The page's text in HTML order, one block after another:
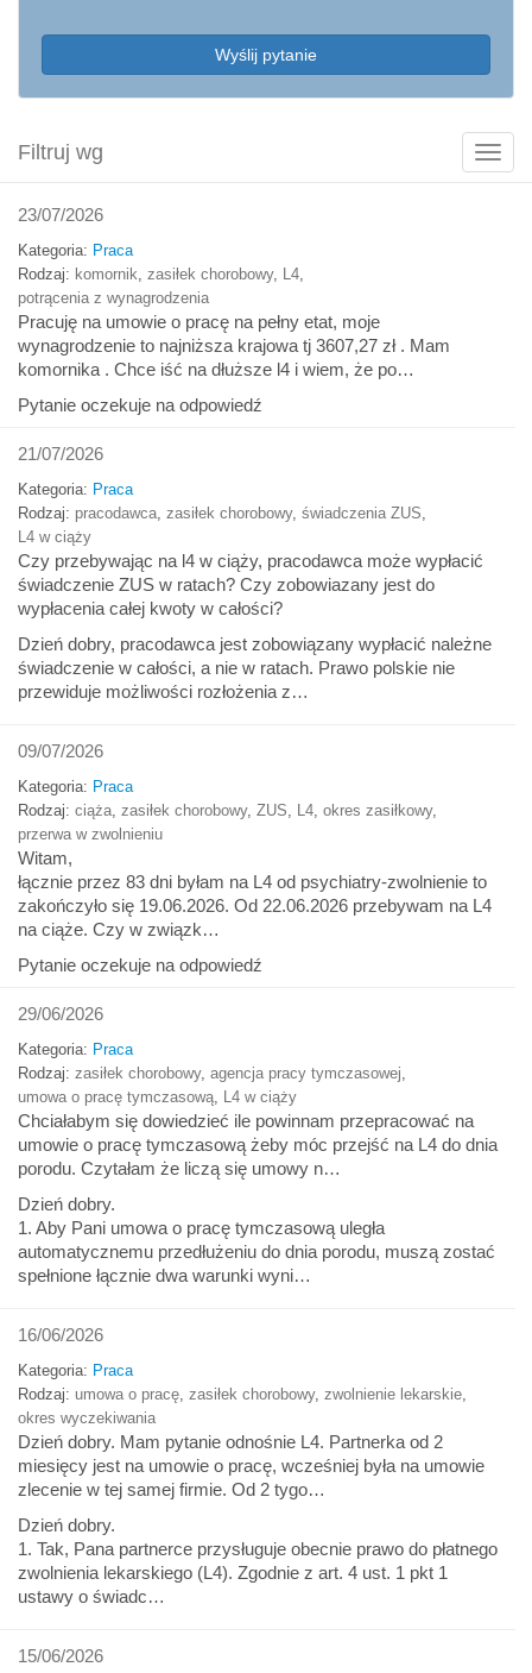
Pokaż
filtry
Filtruj wg
Wyślij pytanie
23/07/2026
Kategoria: Praca
Rodzaj: komornik zasiłek chorobowy, L4
potrącenia z wynagrodzenia
Pracuję na umowie o pracę na pełny etat, moje
wynagrodzenie to najniższa krajowa tj 3607,27 zł . Mam
komornika . Chce iść na dłuższe l4 i wiem, że po…
Pytanie oczekuje na odpowiedź
21/07/2026
Kategoria: Praca
Rodzaj: pracodawca zasiłek chorobowy, świadczenia ZUS
L4 w ciąży
Czy przebywając na l4 w ciąży, pracodawca może wypłacić
świadczenie ZUS w ratach? Czy zobowiazany jest do
wypłacenia całej kwoty w całości?
Dzień dobry, pracodawca jest zobowiązany wypłacić należne
świadczenie w całości, a nie w ratach. Prawo polskie nie
przewiduje możliwości rozłożenia z…
09/07/2026
Kategoria: Praca
Rodzaj: ciąża zasiłek chorobowy, ZUS L4 okres zasiłkowy,
przerwa w zwolnieniu
Witam,
łącznie przez 83 dni byłam na L4 od psychiatry-zwolnienie to
zakończyło się 19.06.2026. Od 22.06.2026 przebywam na L4
na ciąże. Czy w związk…
Pytanie oczekuje na odpowiedź
29/06/2026
Kategoria: Praca
Rodzaj: zasiłek chorobowy, agencja pracy tymczasowej
umowa o pracę tymczasową L4 w ciąży
Chciałabym się dowiedzieć ile powinnam przepracować na
umowie o pracę tymczasową żeby móc przejść na L4 do dnia
porodu. Czytałam że liczą się umowy n…
Dzień dobry.
1. Aby Pani umowa o pracę tymczasową uległa
automatycznemu przedłużeniu do dnia porodu, muszą zostać
spełnione łącznie dwa warunki wyni…
16/06/2026
Kategoria: Praca
Rodzaj: umowa o pracę zasiłek chorobowy, zwolnienie lekarskie
okres wyczekiwania
Dzień dobry. Mam pytanie odnośnie L4. Partnerka od 2
miesięcy jest na umowie o pracę, wcześniej była na umowie
zlecenie w tej samej firmie. Od 2 tygo…
Dzień dobry.
1. Tak, Pana partnerce przysługuje obecnie prawo do płatnego
zwolnienia lekarskiego (L4). Zgodnie z art. 4 ust. 1 pkt 1
ustawy o świadc…
15/06/2026